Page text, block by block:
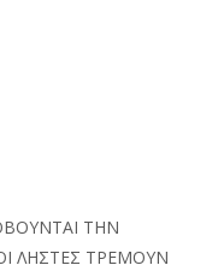
ΤΗΝ
ΛΗΣΤΕΣ ΤΡΕΜΟΥΝ